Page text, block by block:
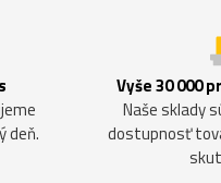
deň.
Vyše 30 000
Naše sklady
dostupnosť